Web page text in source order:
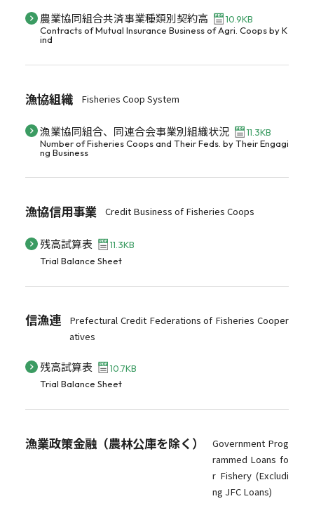
農業協同組合共済事業種類別契約高
10.9KB
Contracts of Mutual Insurance Business of Agri. Coops by K
ind
漁協組織 Fisheries Coop System
漁業協同組合、同連合会事業別組織状況
11.3KB
Number of Fisheries Coops and Their Feds. by Their Engagi
ng Business
漁協信用事業 Credit Business of Fisheries Coops
残高試算表
11.3KB
Trial Balance Sheet
信漁連
Prefectural Credit Federations of Fisheries Cooper
atives
残高試算表
10.7KB
Trial Balance Sheet
漁業政策金融（農林公庫を除く）
Government Prog
rammed Loans fo
r Fishery (Excludi
ng JFC Loans)